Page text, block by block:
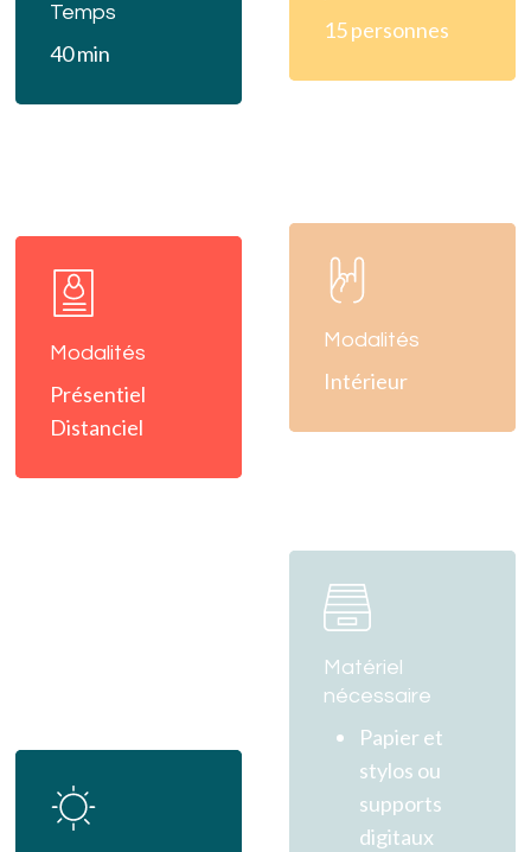
Temps
40 min
15 personnes
Modalités
Présentiel
Distanciel
Modalités
Intérieur
Matériel
nécessaire
Papier et
stylos ou
supports
digitaux